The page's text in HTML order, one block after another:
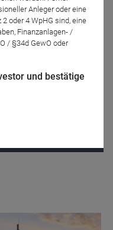
Anleger oder eine
oder 4 WpHG sind, eine
Finanzanlagen- /
/ §34d GewO oder
und bestätige